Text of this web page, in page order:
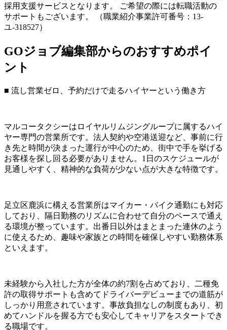
採用支援サービスとなります。 ご希望の際には転職活動の
サポートもございます。 （職業紹介事業許可番号：13-
ユ-318527）
GOジョブ編集部からのおすすめポイ
ント
■ 流し営業ゼロ、予約だけで走るハイヤーという働き方
マルコータクシーはロイヤルリムジングループに属するハイ
ヤー専門の営業所です。法人契約や空港送迎など、事前に行
き先と時間が決まった運行が中心のため、街中で手を挙げる
お客様を探し回る必要がありません。1日のスケジュールが
見通しやすく、精神的な負荷が少ない点が大きな特徴です。
足立区鹿浜に構える営業所はマイカー・バイク通勤にも対応
しており、隔日勤務のリズムに合わせて自分のペースで通え
る環境が整っています。出番日以外はまとまった連休のよう
に使えるため、趣味や家族との時間を確保しやすい勤務体系
といえます。
未経験から入社した方が全体の約7割を占めており、二種免
許の取得サポートも含めてドライバーデビューまでの道筋が
しっかり用意されています。事故負担なしの制度もあり、初
めてハンドルを握る方でも安心してキャリアをスタートでき
る職場です。